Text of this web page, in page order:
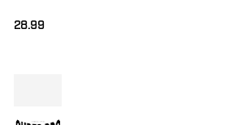
Zilver
28.99